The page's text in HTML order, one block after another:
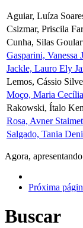
Aguiar, Luíza
Csizmar, Priscila
Cunha, Silas
Gasparini, Vanessa
Jackle, Lauro Ely
Lemos, Cássio
Moço, Maria
Rakowski, Ítalo
Rosa, Avner
Salgado, Tania
Agora,
Próxima
Buscar